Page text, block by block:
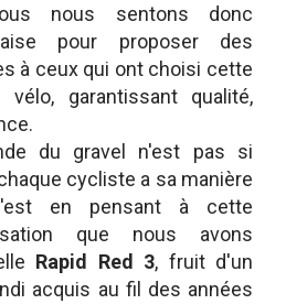
nous sentons donc
pour proposer des
à ceux qui ont choisi cette
garantissant qualité,
du gravel n'est pas si
cycliste a sa manière
en pensant à cette
que nous avons
Rapid Red 3, fruit d'un
acquis au fil des années